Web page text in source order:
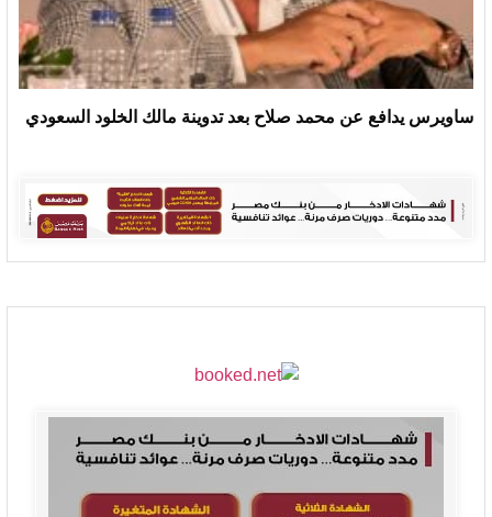
ساويرس يدافع عن محمد صلاح بعد تدوينة مالك الخلود السعودي